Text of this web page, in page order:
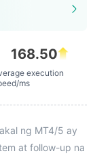
168.50
execution
ms
ng MT4/5 ay
at follow-up na